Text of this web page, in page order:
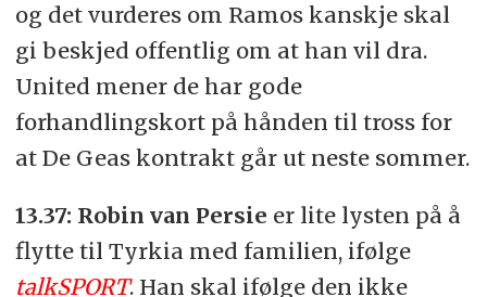
og det vurderes om Ramos kanskje skal
gi beskjed offentlig om at han vil dra.
United mener de har gode
forhandlingskort på hånden til tross for
at De Geas kontrakt går ut neste sommer.
13.37: Robin van Persie er lite lysten på å
flytte til Tyrkia med familien, ifølge
talkSPORT. Han skal ifølge den ikke